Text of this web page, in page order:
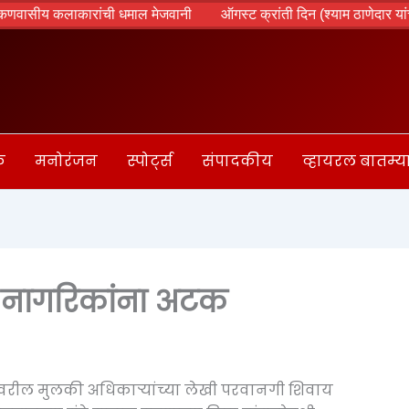
कलाकारांची धमाल मेजवानी ऑगस्ट क्रांती दिन (श्याम ठाणेदार यांचा
मनोरंजन स्पोर्ट्स संपादकीय व्हायरल
अटक
मुलकी अधिकाऱ्यांच्या लेखी परवानगी शिवाय